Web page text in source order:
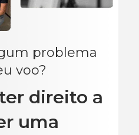
problema
voo?
direito a
uma